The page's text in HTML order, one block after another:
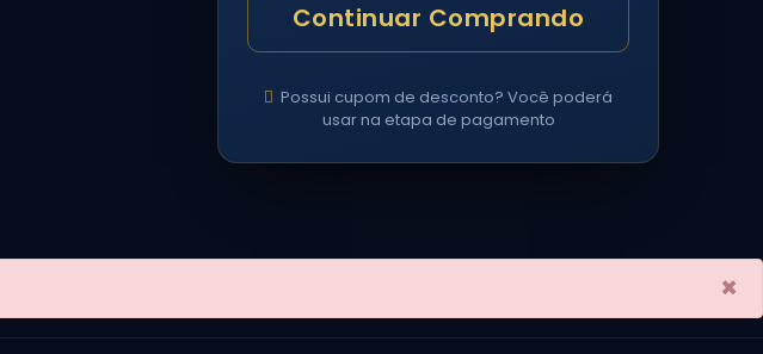
Continuar Comprando
Possui cupom de desconto? Você poderá
usar na etapa de pagamento
×